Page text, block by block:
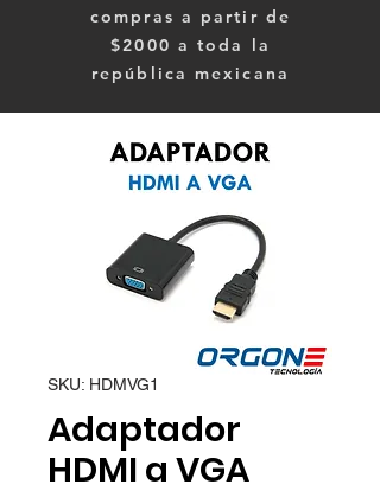
compras a partir de
$2000 a toda la
república mexicana
SKU: HDMVG1
Adaptador
HDMI a VGA